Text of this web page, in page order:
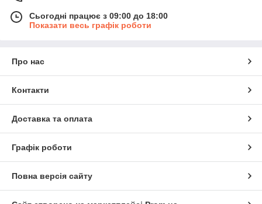
Сьогодні працює з 09:00 до 18:00
Показати весь графік роботи
Про нас
Контакти
Доставка та оплата
Графік роботи
Повна версія сайту